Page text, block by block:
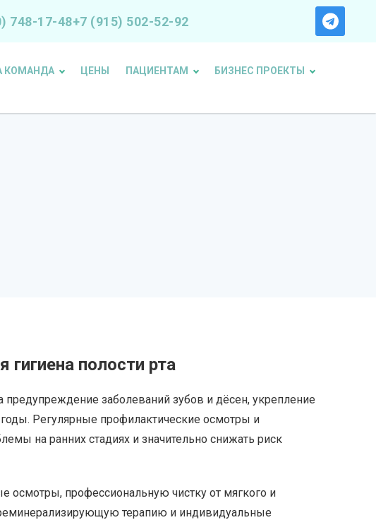
748-17-48+7 (915) 502-52-92
КОМАНДА ЦЕНЫ ПАЦИЕНТАМ
БИЗНЕС ПРОЕКТЫ
полости рта
заболеваний зубов и дёсен, укрепление
Регулярные профилактические осмотры и
на ранних стадиях и значительно снижать риск
осмотры, профессиональную чистку от мягкого и
терапию и индивидуальные